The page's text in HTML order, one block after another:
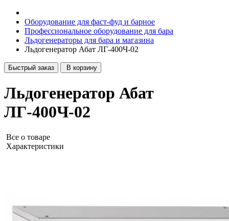
Оборудование для фаст-фуд и барное
Профессиональное оборудование для бара
Льдогенераторы для бара и магазина
Льдогенератор Абат ЛГ-400Ч-02
Быстрый заказ В корзину
Льдогенератор Абат
ЛГ-400Ч-02
Все о товаре
Характеристики